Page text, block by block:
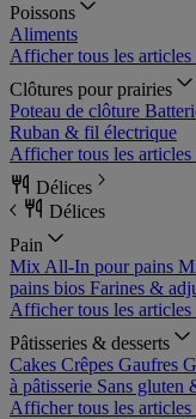
Poissons
Aliments
Afficher tous les articles
Clôtures pour prairies
Poteau de clôture
Ruban & fil électrique
Afficher tous les
Délices
Délices
Pain
Mix All-In pour pains
pains bios Farines &
Afficher tous les articles
Pâtisseries & desserts
Cakes Crêpes Gaufres
à pâtisserie Sans gluten
Afficher tous les articles